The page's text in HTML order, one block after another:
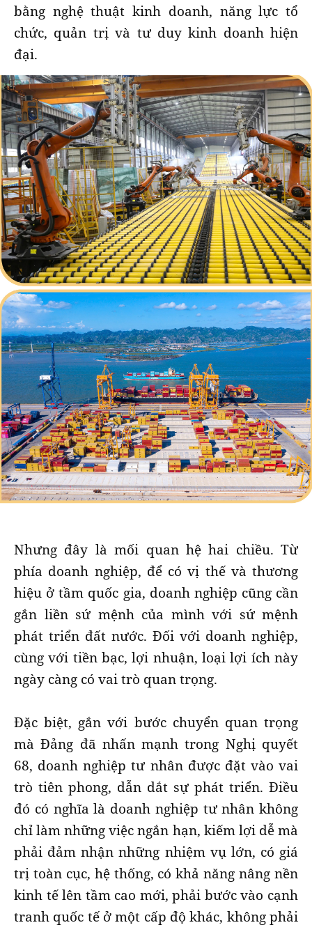
bằng nghệ thuật kinh doanh, năng lực tổ
chức, quản trị và tư duy kinh doanh hiện
đại.
Nhưng đây là mối quan hệ hai chiều. Từ
phía doanh nghiệp, để có vị thế và thương
hiệu ở tầm quốc gia, doanh nghiệp cũng cần
gắn liền sứ mệnh của mình với sứ mệnh
phát triển đất nước. Đối với doanh nghiệp,
cùng với tiền bạc, lợi nhuận, loại lợi ích này
ngày càng có vai trò quan trọng.
Đặc biệt, gắn với bước chuyển quan trọng
mà Đảng đã nhấn mạnh trong Nghị quyết
68, doanh nghiệp tư nhân được đặt vào vai
trò tiên phong, dẫn dắt sự phát triển. Điều
đó có nghĩa là doanh nghiệp tư nhân không
chỉ làm những việc ngắn hạn, kiếm lợi dễ mà
phải đảm nhận những nhiệm vụ lớn, có giá
trị toàn cục, hệ thống, có khả năng nâng nền
kinh tế lên tầm cao mới, phải bước vào cạnh
tranh quốc tế ở một cấp độ khác, không phải